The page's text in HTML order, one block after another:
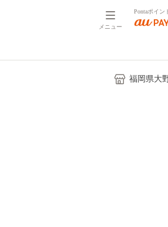
メニュー
Pontaポイン
福岡県大